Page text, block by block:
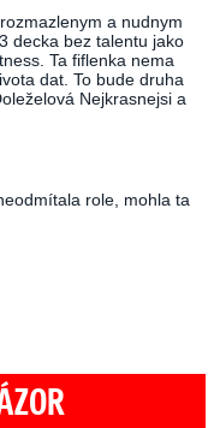
a nudnym
decka bez talentu jako
Ta fiflenka nema
dat. To bude druha
Nejkrasnejsi a
role, mohla ta